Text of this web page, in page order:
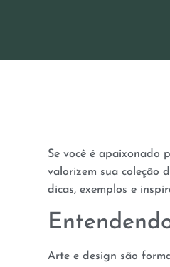
Se você é apaixonado
valorizem sua coleção
dicas, exemplos e
Arte e design são